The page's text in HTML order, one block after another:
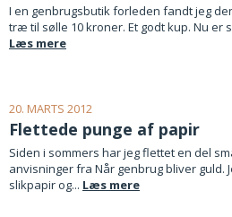
I en genbrugsbutik forleden fandt jeg
træ til sølle 10 kroner. Et godt kup. Nu er
Læs mere
20. MARTS 2012
Flettede punge af papir
Siden i sommers har jeg flettet en del
anvisninger fra Når genbrug bliver guld.
slikpapir og... Læs mere